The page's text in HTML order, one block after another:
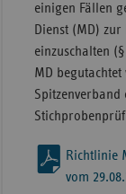
einigen Fällen
Dienst (MD)
einzuschalten
MD
Spitzenverband
Richtlinie
vom